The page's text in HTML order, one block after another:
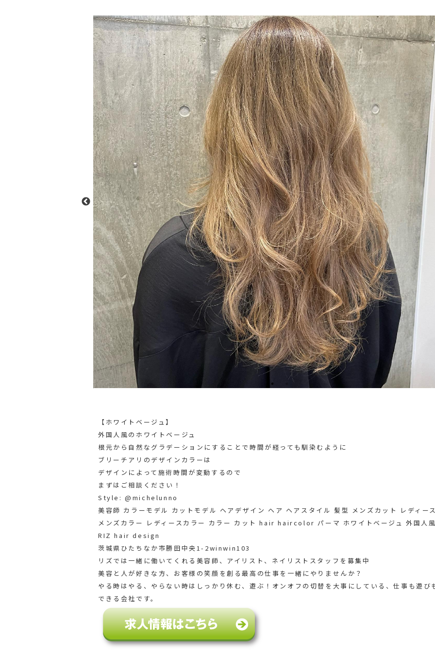
【ホワイトベージュ】
外国人風のホワイトベージュ
根元から自然なグラデーションにすることで時間が経っても馴染むように️
ブリーチアリのデザインカラーは
デザインによって施術時間が変動するので
まずはご相談ください！
Style: @michelunno
美容師 カラーモデル カットモデル ヘアデザイン ヘア ヘアスタイル 髪型 メンズカット レディー
メンズカラー レディースカラー カラー カット hair haircolor パーマ ホワイトベージュ 外国人
RIZ hair design
茨城県ひたちなか市勝田中央1-2winwin103
リズでは一緒に働いてくれる美容師、アイリスト、ネイリストスタッフを募集中
美容と人が好きな方、お客様の笑顔を創る最高の仕事を一緒にやりませんか？
やる時はやる、やらない時はしっかり休む、遊ぶ！オンオフの切替を大事にしている、仕事も遊び
できる会社です。